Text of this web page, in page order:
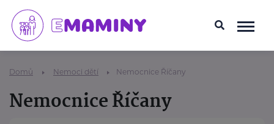
Domů Nemoci dětí Nemocnice Říčany
Nemocnice Říčany